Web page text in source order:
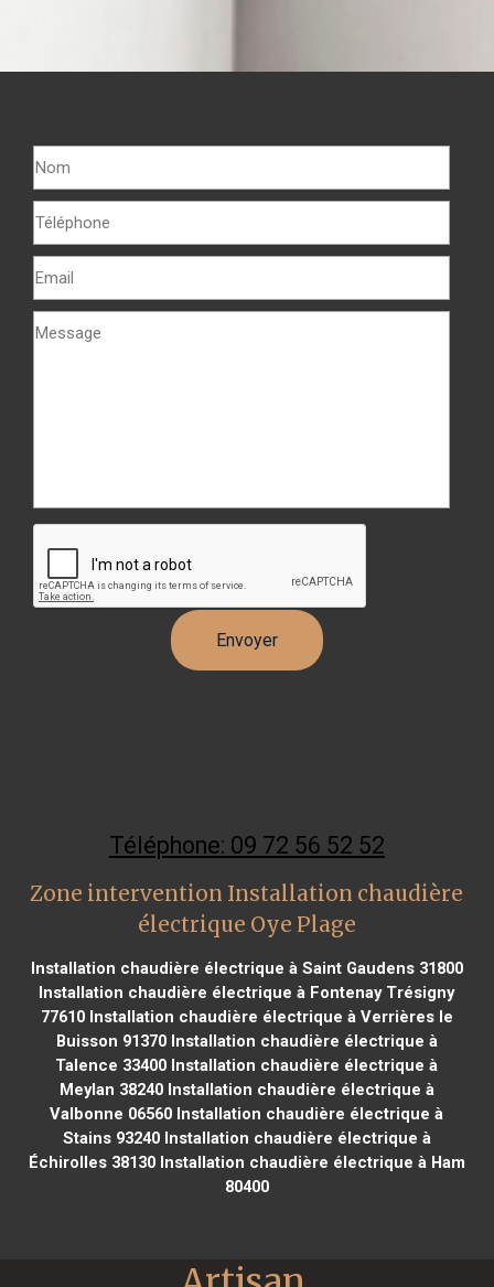
Téléphone: 09 72 56 52 52
Zone intervention Installation chaudière
électrique Oye Plage
Installation chaudière électrique à Saint Gaudens 31800
Installation chaudière électrique à Fontenay Trésigny
77610Installation chaudière électrique à Verrières le
Buisson 91370Installation chaudière électrique à
Talence 33400 Installation chaudière électrique à
Meylan 38240Installation chaudière électrique à
Valbonne 06560 Installation chaudière électrique à
Stains 93240Installation chaudière électrique à
Échirolles 38130Installation chaudière électrique à Ham
80400